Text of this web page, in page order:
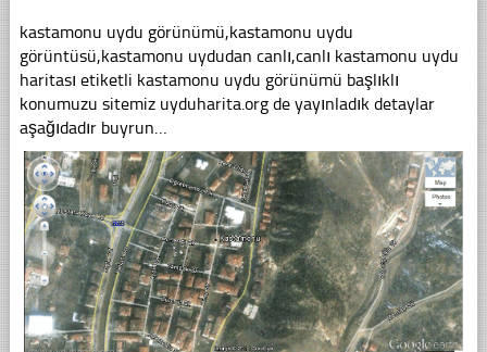
kastamonu uydu görünümü,kastamonu uydu
görüntüsü,kastamonu uydudan canlı,canlı kastamonu uydu
haritası etiketli kastamonu uydu görünümü başlıklı
konumuzu sitemiz uyduharita.org de yayınladık detaylar
aşağıdadır buyrun…